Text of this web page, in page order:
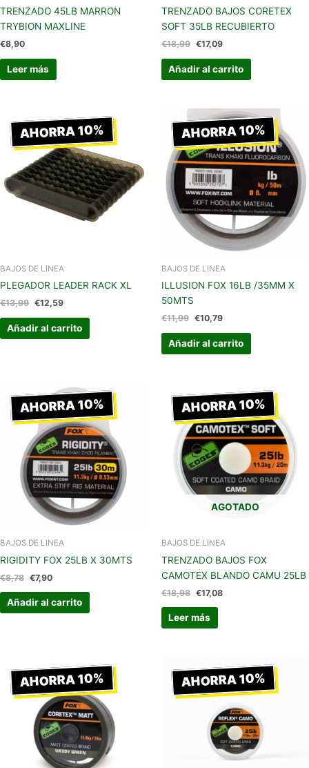
TRENZADO 45LB MARRON
TRYBION MAXLINE
€8,90
Leer más
TRENZADO BAJOS CORETEX
SOFT 35LB RECUBIERTO
€18,99 €17,09
Añadir al carrito
AHORRA 10%
BAJOS DE LINEA
PLEGADOR LEADER RACK XL
€13,99
precio
original
era:
€13,99.
€12,59
precio
actual
es:
€12,59.
Añadir al carrito
AHORRA 10%
BAJOS DE LINEA
ILLUSION FOX 16LB /35MM X
50MTS
€11,99
precio
original
era:
€11,99.
€10,79
El
precio
actual
es:
€10,79.
Añadir al carrito
AHORRA 10%
BAJOS DE LINEA
RIGIDITY FOX 25LB X 30MTS
€8,78
precio
original
era:
€8,78.
€7,90
precio
actual
es:
€7,90.
Añadir al carrito
AHORRA 10%
AGOTADO
BAJOS DE LINEA
TRENZADO BAJOS FOX
CAMOTEX BLANDO CAMU 25LB
€18,98
precio
original
era:
€18,98.
€17,08
precio
actual
es:
€17,08.
Leer más
AHORRA 10%
precio
original
era:
€18,99.
precio
actual
es:
€17,09.
AHORRA 10%
precio
original
era:
precio
actual
es:
€16,19.